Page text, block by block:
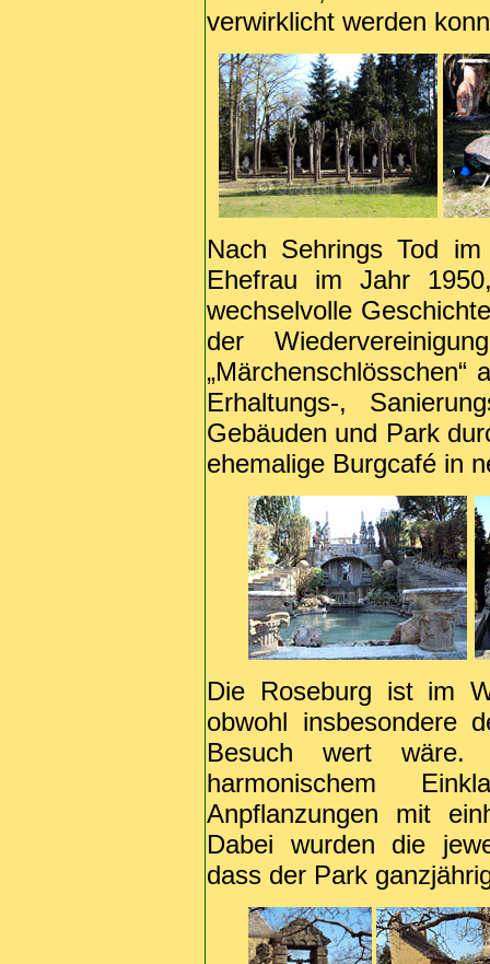
verwirklicht werden
Nach Sehrings Tod
Ehefrau im Jahr
wechselvolle
der
Erhaltungs-,
Gebäuden und Park
ehemalige Burgcafé in
Die Roseburg ist im
obwohl insbesondere
Besuch wert
harmonischem
Anpflanzungen mit
Dabei wurden die
dass der Park